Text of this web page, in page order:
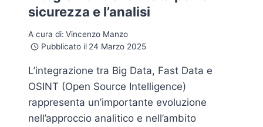
sicurezza e l’analisi
A cura di: Vincenzo Manzo
Pubblicato il 24 Marzo 2025
L’integrazione tra Big Data, Fast Data e
OSINT (Open Source Intelligence)
rappresenta un’importante evoluzione
nell’approccio analitico e nell’ambito